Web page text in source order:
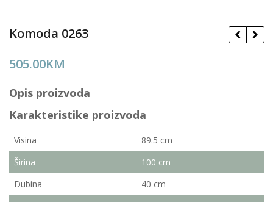
Komoda 0263
505.00KM
Opis proizvoda
Karakteristike proizvoda
Visina
89.5 cm
Širina
100 cm
Dubina
40 cm